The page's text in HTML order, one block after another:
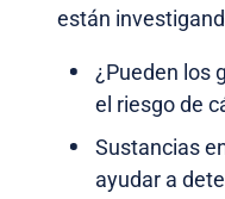
están
¿Pueden los
el riesgo de
Sustancias
ayudar a